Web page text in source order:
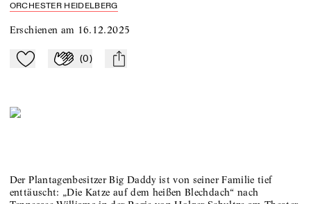
ORCHESTER HEIDELBERG
Erschienen am 16.12.2025
Zu Mein-TdZ hinzufügen
Applaudieren
(0) mail
Der Plantagenbesitzer Big Daddy ist von seiner Familie tief
enttäuscht: „Die Katze auf dem heißen Blechdach“ nach